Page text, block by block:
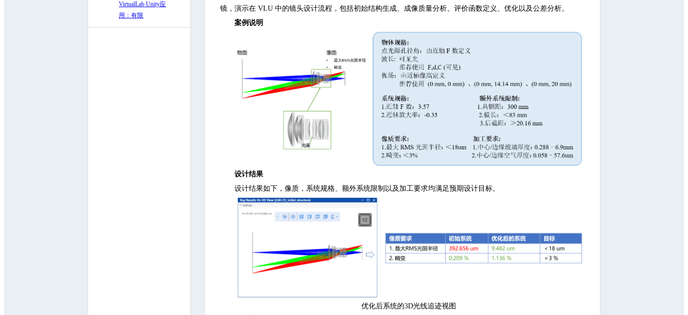
VirtualLab Unity应
用：有限
镜，演示在 VLU 中的镜头设计流程，包括初始结构生成、成像质量分析、评价函数定义、优化以及公差分析。
案例说明
设计结果
设计结果如下，像质，系统规格、额外系统限制以及加工要求均满足预期设计目标。
优化后系统的3D光线追迹视图